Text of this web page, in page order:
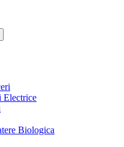
Electrice
Biologica